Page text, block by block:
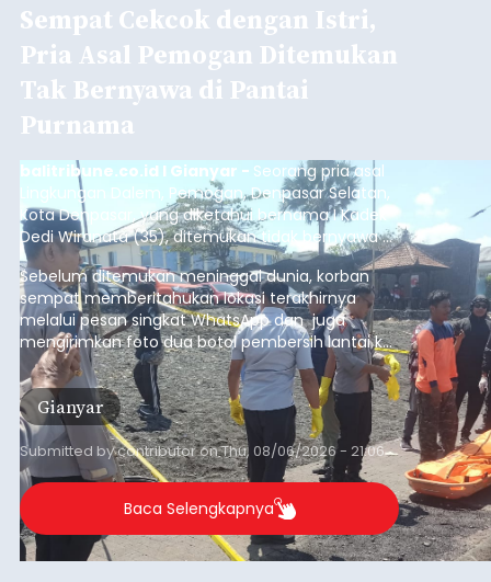
Sempat Cekcok dengan Istri,
Pria Asal Pemogan Ditemukan
Tak Bernyawa di Pantai
Purnama
balitribune.co.id I Gianyar - Seorang pria asal
Lingkungan Dalem, Pemogan, Denpasar Selatan,
Kota Denpasar, yang diketahui bernama I Kadek
Dedi Wiranata (35), ditemukan tidak bernyawa di
pesisir Pantai Purnama, Sukawati.
Sebelum ditemukan meninggal dunia, korban
sempat memberitahukan lokasi terakhirnya
melalui pesan singkat WhatsApp dan juga
mengirimkan foto dua botol pembersih lantai ke
istrinya.
Gianyar
Submitted bycontributoronThu, 08/06/2026 - 21:06
Baca Selengkapnya